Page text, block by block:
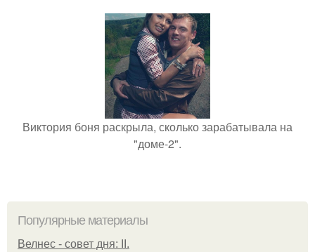
Виктория боня раскрыла, сколько зарабатывала на
"доме-2".
Популярные материалы
Велнес - совет дня: II.